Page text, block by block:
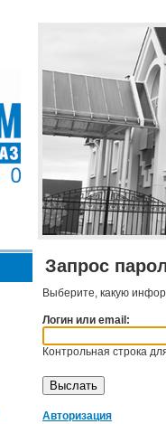
Запрос
Выберите, какую
Логин или email:
Контрольная строка
Авторизация